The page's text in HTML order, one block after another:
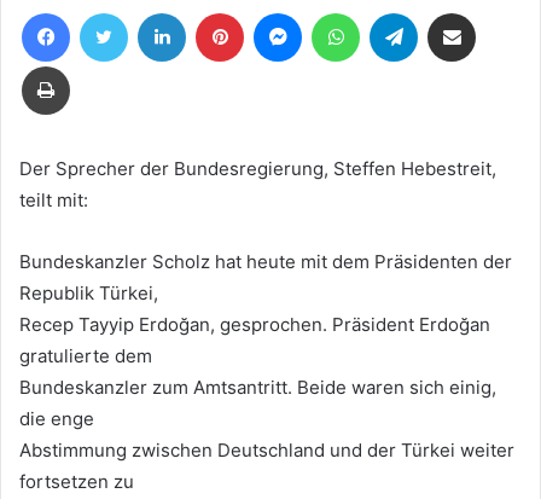
eine
E-
FacebookTwitter LinkedIn Pinterest MessengerWhatsAppTelegram
Drucken
Der Sprecher der Bundesregierung, Steffen Hebestreit,
teilt mit:
Bundeskanzler Scholz hat heute mit dem Präsidenten der
Republik Türkei,
Recep Tayyip Erdoğan, gesprochen. Präsident Erdoğan
gratulierte dem
Bundeskanzler zum Amtsantritt. Beide waren sich einig,
die enge
Abstimmung zwischen Deutschland und der Türkei weiter
fortsetzen zu